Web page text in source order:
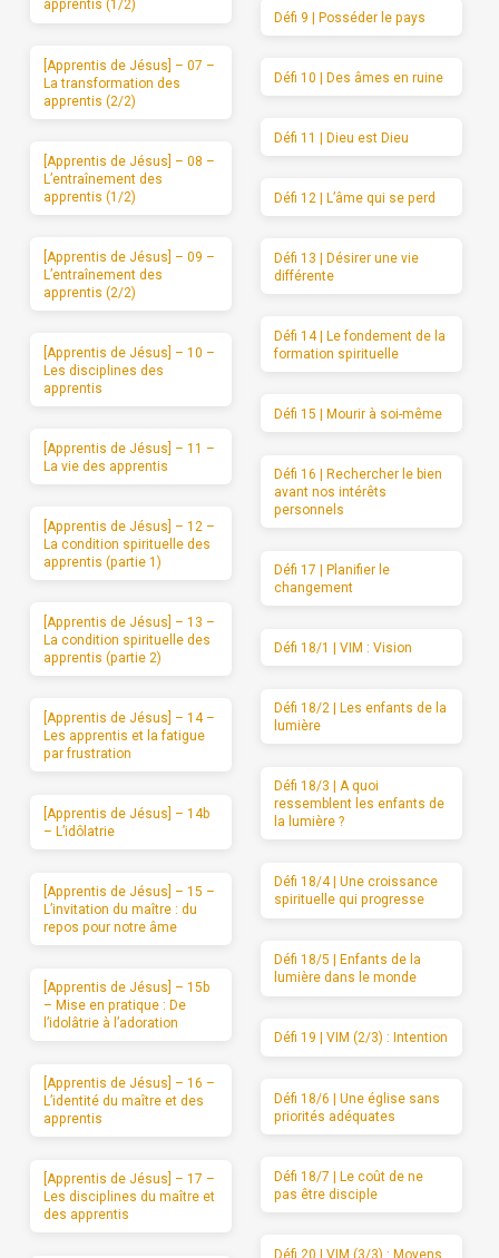
apprentis (1/2)
[Apprentis de Jésus] – 07 –
La transformation des
apprentis (2/2)
[Apprentis de Jésus] – 08 –
L’entraînement des
apprentis (1/2)
[Apprentis de Jésus] – 09 –
L’entraînement des
apprentis (2/2)
[Apprentis de Jésus] – 10 –
Les disciplines des
apprentis
[Apprentis de Jésus] – 11 –
La vie des apprentis
[Apprentis de Jésus] – 12 –
La condition spirituelle des
apprentis (partie 1)
[Apprentis de Jésus] – 13 –
La condition spirituelle des
apprentis (partie 2)
[Apprentis de Jésus] – 14 –
Les apprentis et la fatigue
par frustration
[Apprentis de Jésus] – 14b
– L’idôlatrie
[Apprentis de Jésus] – 15 –
L’invitation du maître : du
repos pour notre âme
[Apprentis de Jésus] – 15b
– Mise en pratique : De
l’idolâtrie à l’adoration
[Apprentis de Jésus] – 16 –
L’identité du maître et des
apprentis
[Apprentis de Jésus] – 17 –
Les disciplines du maître et
des apprentis
Défi 9 | Posséder le pays
Défi 10 | Des âmes en ruine
Défi 11 | Dieu est Dieu
Défi 12 | L’âme qui se perd
Défi 13 | Désirer une vie
différente
Défi 14 | Le fondement de la
formation spirituelle
Défi 15 | Mourir à soi-même
Défi 16 | Rechercher le bien
avant nos intérêts
personnels
Défi 17 | Planifier le
changement
Défi 18/1 | VIM : Vision
Défi 18/2 | Les enfants de la
lumière
Défi 18/3 | A quoi
ressemblent les enfants de
la lumière ?
Défi 18/4 | Une croissance
spirituelle qui progresse
Défi 18/5 | Enfants de la
lumière dans le monde
Défi 19 | VIM (2/3) : Intention
Défi 18/6 | Une église sans
priorités adéquates
Défi 18/7 | Le coût de ne
pas être disciple
Défi 20 | VIM (3/3) : Moyens